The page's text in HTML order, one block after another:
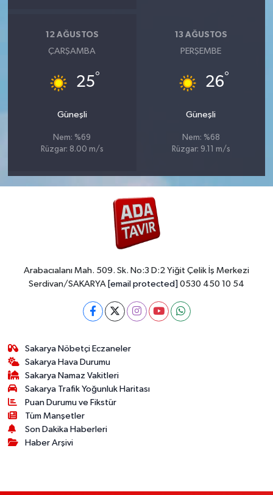
12 AĞUSTOS
ÇARŞAMBA
25°
Güneşli
Nem: %69
Rüzgar: 8.00 m/s
13 AĞUSTOS
PERŞEMBE
26°
Güneşli
Nem: %68
Rüzgar: 9.11 m/s
Arabacıalanı Mah. 509. Sk. No:3 D:2 Yiğit Çelik İş Merkezi
Serdivan/SAKARYA [email protected] 0530 450 10 54
Sakarya Nöbetçi Eczaneler
Sakarya Hava Durumu
Sakarya Namaz Vakitleri
Sakarya Trafik Yoğunluk Haritası
Puan Durumu ve Fikstür
Tüm Manşetler
Son Dakika Haberleri
Haber Arşivi